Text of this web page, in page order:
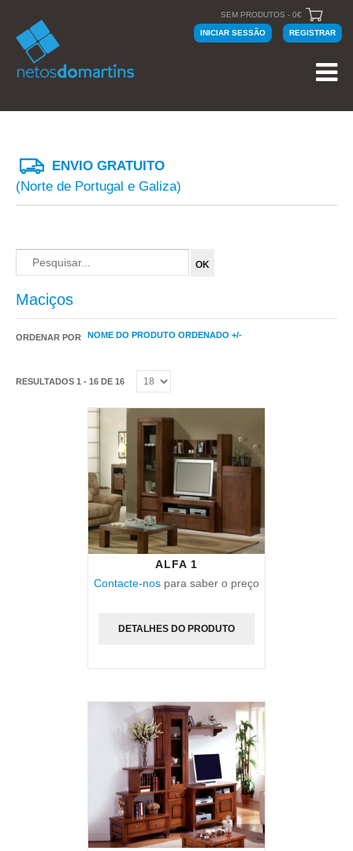
SEM PRODUTOS - 0€
INICIAR SESSÃO REGISTRAR
ENVIO GRATUITO
(Norte de Portugal e Galiza)
Maciços
ORDENAR POR NOME DO PRODUTO ORDENADO +/-
RESULTADOS 1 - 16 DE 16
ALFA 1
Contacte-nos para saber o preço
DETALHES DO PRODUTO